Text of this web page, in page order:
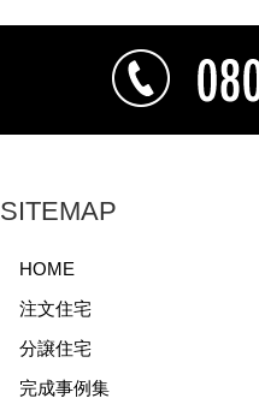
SITEMAP
HOME
注文住宅
分譲住宅
完成事例集